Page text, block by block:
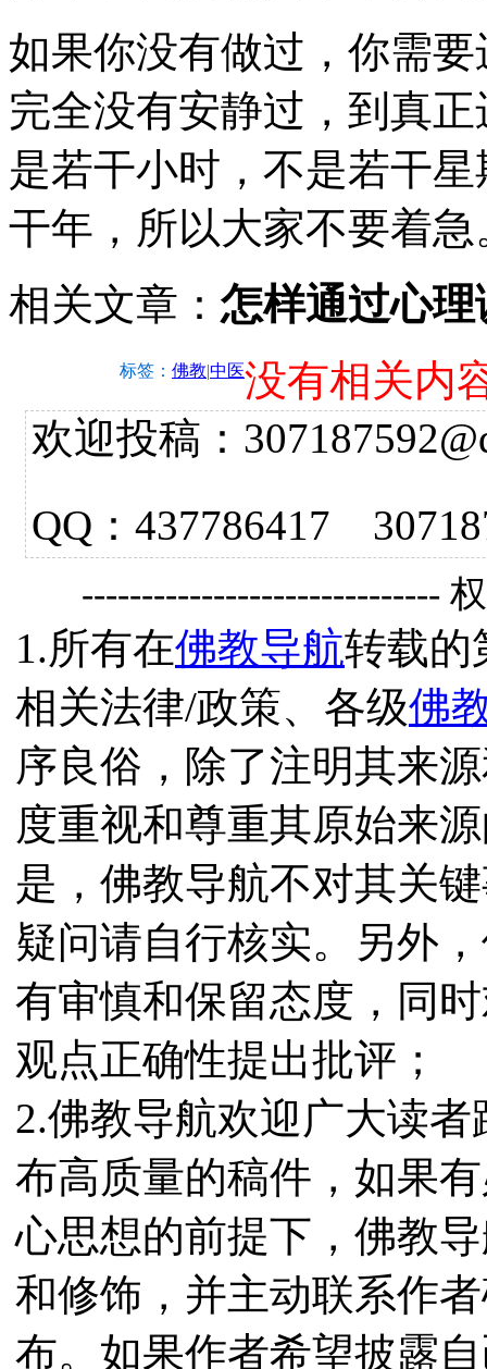
如果你没有做过，你需
完全没有安静过，到真
是若干小时，不是若干
干年，所以大家不要着急
相关文章： 怎样通过心
标签： 佛教|中医没有相关内
欢迎投稿：
QQ：437786417
------------------------------
1.所有在佛教导航转载的
相关法律/政策、各级佛
序良俗，除了注明其来
度重视和尊重其原始来
是，佛教导航不对其关
疑问请自行核实。另外
有审慎和保留态度，同
观点正确性提出批评；
2.佛教导航欢迎广大读
布高质量的稿件，如果
心思想的前提下，佛教
和修饰，并主动联系作
布。如果作者希望披露